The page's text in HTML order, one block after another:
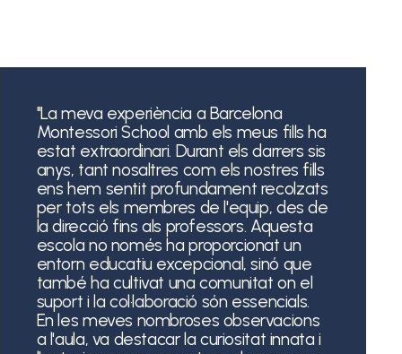
"La meva experiència a Barcelona
Montessori School amb els meus fills ha
estat extraordinari. Durant els darrers sis
anys, tant nosaltres com els nostres fills
ens hem sentit profundament recolzats
per tots els membres de l'equip, des de
la direcció fins als professors. Aquesta
escola no només ha proporcionat un
entorn educatiu excepcional, sinó que
també ha cultivat una comunitat on el
suport i la col·laboració són essencials.
En les meves nombroses observacions
a l'aula, va destacar la curiositat innata i